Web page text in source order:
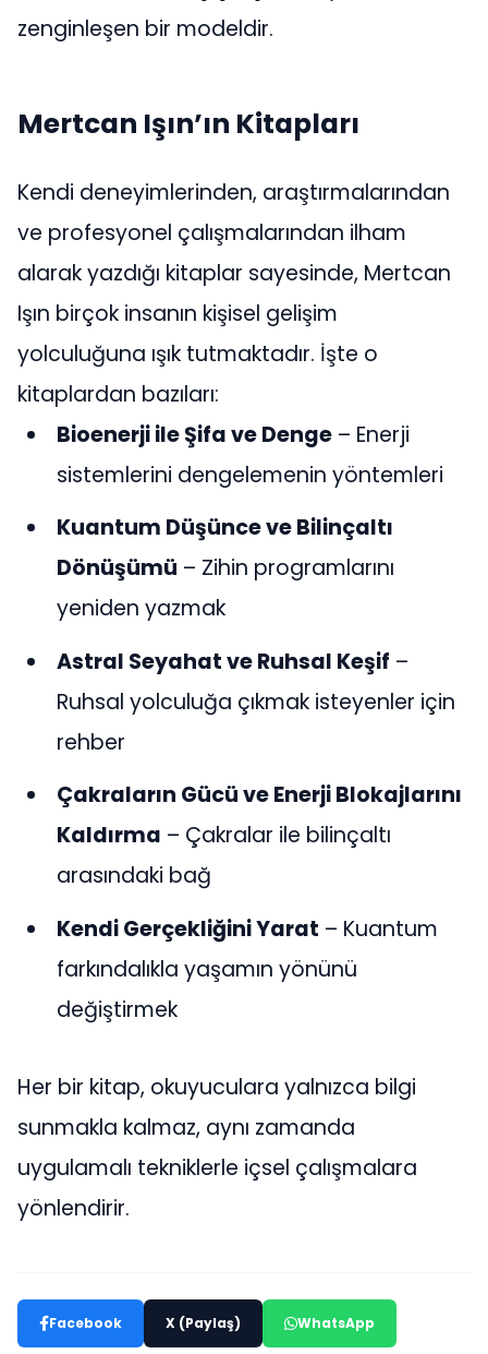
zenginleşen bir modeldir.
Mertcan Işın’ın Kitapları
Kendi deneyimlerinden, araştırmalarından
ve profesyonel çalışmalarından ilham
alarak yazdığı kitaplar sayesinde, Mertcan
Işın birçok insanın kişisel gelişim
yolculuğuna ışık tutmaktadır. İşte o
kitaplardan bazıları:
Bioenerji ile Şifa ve Denge – Enerji
sistemlerini dengelemenin yöntemleri
Kuantum Düşünce ve Bilinçaltı
Dönüşümü – Zihin programlarını
yeniden yazmak
Astral Seyahat ve Ruhsal Keşif –
Ruhsal yolculuğa çıkmak isteyenler için
rehber
Çakraların Gücü ve Enerji Blokajlarını
Kaldırma – Çakralar ile bilinçaltı
arasındaki bağ
Kendi Gerçekliğini Yarat – Kuantum
farkındalıkla yaşamın yönünü
değiştirmek
Her bir kitap, okuyuculara yalnızca bilgi
sunmakla kalmaz, aynı zamanda
uygulamalı tekniklerle içsel çalışmalara
yönlendirir.
Facebook X (Paylaş) WhatsApp